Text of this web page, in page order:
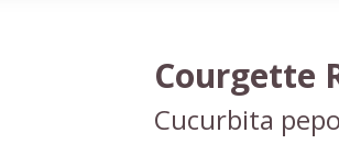
Courgette
Cucurbita pepo